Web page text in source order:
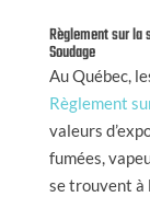
Règlement sur la
Soudage
Au Québec,
Règlement
valeurs
fumées,
se trouvent à